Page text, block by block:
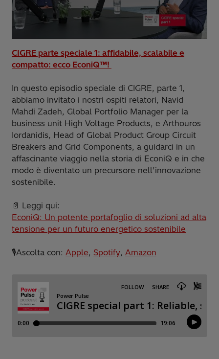
CIGRE parte speciale 1: affidabile, scalabile e
compatto: ecco EconiQ™!
In questo episodio speciale di CIGRE, parte 1,
abbiamo invitato i nostri ospiti relatori, Navid
Mahdi Zadeh, Global Portfolio Manager per la
business unit High Voltage Products, e Arthouros
Iordanidis, Head of Global Product Group Circuit
Breakers and Grid Components, a guidarci in un
affascinante viaggio nella storia di EconiQ e in che
modo è diventato un precursore nell’innovazione
sostenibile.
📄 Leggi qui:
EconiQ: Un potente portafoglio di soluzioni ad alta
tensione per un futuro energetico sostenibile
🎙️Ascolta con: Apple, Spotify, Amazon